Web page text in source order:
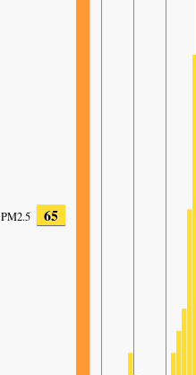
PM2.5 65